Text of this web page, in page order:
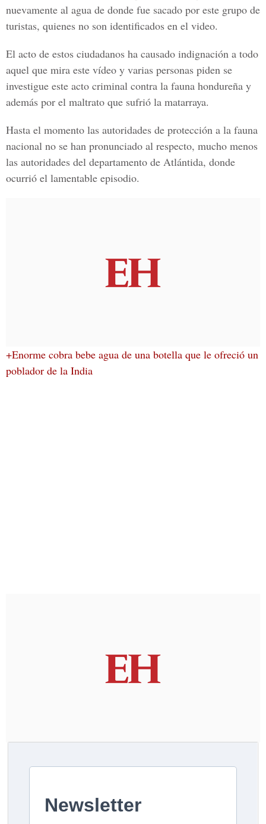
nuevamente al agua de donde fue sacado por este grupo de
turistas, quienes no son identificados en el video.
El acto de estos ciudadanos ha causado indignación a todo
aquel que mira este vídeo y varias personas piden se
investigue este acto criminal contra la fauna hondureña y
además por el maltrato que sufrió la matarraya.
Hasta el momento las autoridades de protección a la fauna
nacional no se han pronunciado al respecto, mucho menos
las autoridades del departamento de Atlántida, donde
ocurrió el lamentable episodio.
+Enorme cobra bebe agua de una botella que le ofreció un
poblador de la India